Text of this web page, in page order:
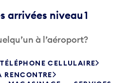
arrivées niveau 1
à l’aéroport?
CELLULAIRE
RENCONTRE